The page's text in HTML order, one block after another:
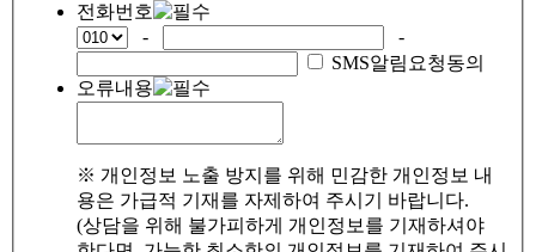
전화번호
-
-
SMS알림요청동의
오류내용
※ 개인정보 노출 방지를 위해 민감한 개인정보 내
용은 가급적 기재를 자제하여 주시기 바랍니다.
(상담을 위해 불가피하게 개인정보를 기재하셔야